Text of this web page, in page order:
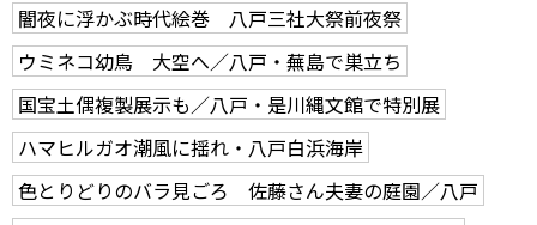
闇夜に浮かぶ時代絵巻 八戸三社大祭前夜祭
ウミネコ幼鳥 大空へ／八戸・蕪島で巣立ち
国宝土偶複製展示も／八戸・是川縄文館で特別展
ハマヒルガオ潮風に揺れ・八戸白浜海岸
色とりどりのバラ見ごろ 佐藤さん夫妻の庭園／八戸